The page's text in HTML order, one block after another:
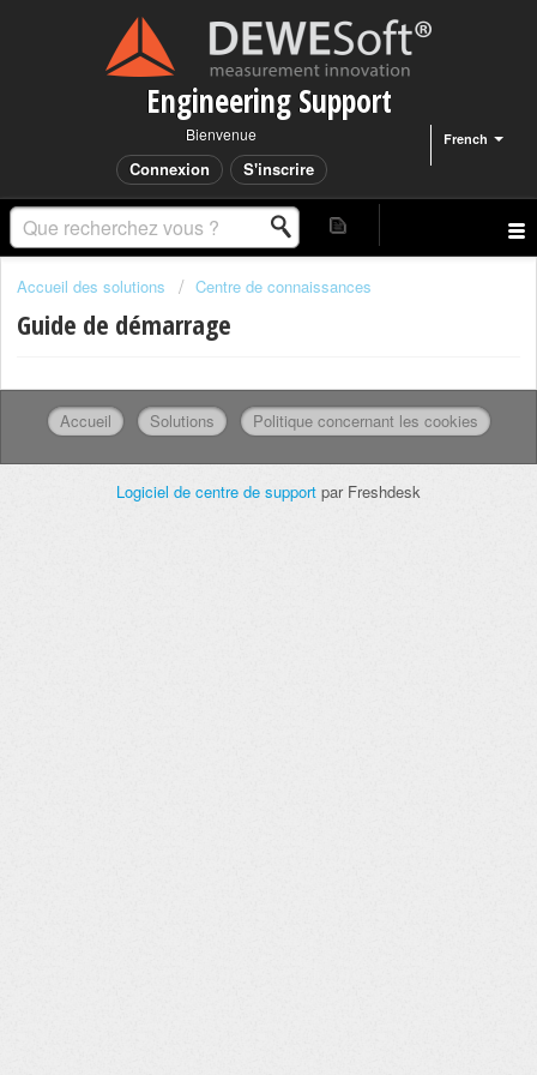
Engineering Support
French
Bienvenue
Connexion S'inscrire
Accueil des solutions Centre de connaissances
Guide de démarrage
Accueil Solutions Politique concernant les cookies
Logiciel de centre de support par Freshdesk